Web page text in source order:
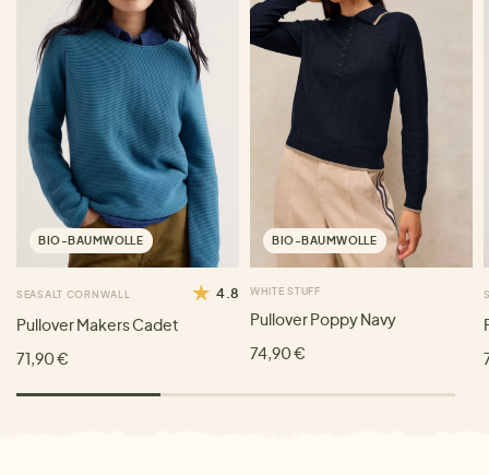
BIO-BAUMWOLLE
SEASALT CORNWALL 4.8
Pullover Makers Cadet
71,90 €
BIO-BAUMWOLLE
WHITE STUFF
Pullover Poppy Navy
74,90 €